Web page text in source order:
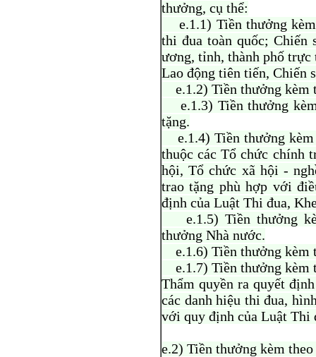
thưởng, cụ thể:
e.1.1) Tiền thưởng kèm
thi đua toàn quốc; Chiến
ương, tỉnh, thành phố
Lao động tiên tiến, Chiến
e.1.2) Tiền thưởng kèm
e.1.3) Tiền thưởng kèm
tặng.
e.1.4) Tiền thưởng kèm
thuộc các Tổ chức chính
hội, Tổ chức xã hội -
trao tặng phù hợp với
định của Luật Thi đua,
e.1.5) Tiền thưởng
thưởng Nhà nước.
e.1.6) Tiền thưởng kèm
e.1.7) Tiền thưởng kèm
Thẩm quyền ra quyết
các danh hiệu thi đua,
với quy định của Luật Thi
e.2) Tiền thưởng kèm